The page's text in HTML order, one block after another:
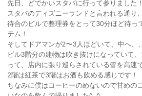
先日、どでかいスタバに行って参りました！
スタバのディズニーランドと言われる通り
待合のビルで整理券をとって30分ほど待っ
テム！
そしてドアマンが2〜3人ほどいて、中へ、
ビル3階分の建物は吹き抜けになっていて
って、店内に張り巡らされている管を高速
2階は紅茶で3階はお酒も飲める感じです！
ちなみに僕はコーヒーのめないので甘めの